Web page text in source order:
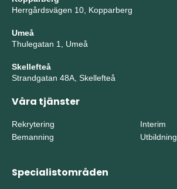
Herrgårdsvägen 10, Kopparberg
Umeå
Thulegatan 1, Umeå
Skellefteå
Strandgatan 48A, Skellefteå
Våra tjänster
Rekrytering
Bemanning
Interim
Utbildning
Specialistområden